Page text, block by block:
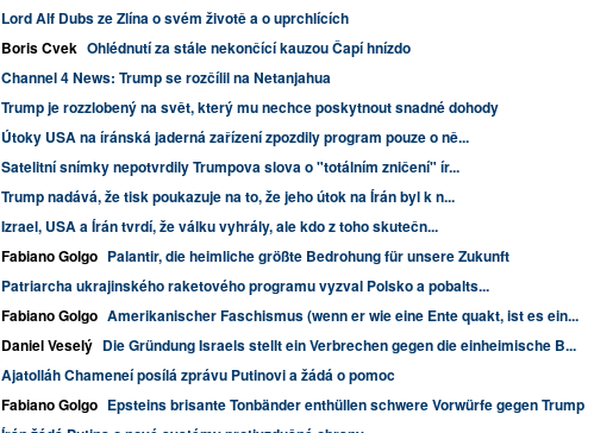
Lord Alf Dubs ze Zlína o svém životě a o uprchlících
Boris Cvek Ohlédnutí za stále nekončící kauzou Čapí hnízdo
Channel 4 News: Trump se rozčílil na Netanjahua
Trump je rozzlobený na svět, který mu nechce poskytnout snadné dohody
Útoky USA na íránská jaderná zařízení zpozdily program pouze o ně...
Satelitní snímky nepotvrdily Trumpova slova o "totálním zničení" ír...
Trump nadává, že tisk poukazuje na to, že jeho útok na Írán byl k n...
Izrael, USA a Írán tvrdí, že válku vyhrály, ale kdo z toho skutečn...
Fabiano Golgo Palantir, die heimliche größte Bedrohung für unsere Zukunft
Patriarcha ukrajinského raketového programu vyzval Polsko a pobalts...
Fabiano Golgo Amerikanischer Faschismus (wenn er wie eine Ente quakt, ist es ein...
Daniel Veselý Die Gründung Israels stellt ein Verbrechen gegen die einheimische B...
Ajatolláh Chameneí posílá zprávu Putinovi a žádá o pomoc
Fabiano Golgo Epsteins brisante Tonbänder enthüllen schwere Vorwürfe gegen Trump